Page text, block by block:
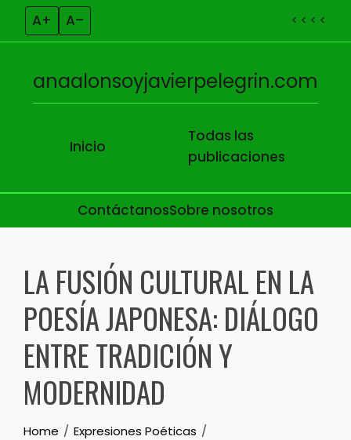
A+ A– < < < <
Inicio
anaalonsoyjavierpelegrin.com
Todas las
publicaciones
ContáctanosSobre nosotros
LA FUSIÓN CULTURAL EN LA
POESÍA JAPONESA: DIÁLOGO
ENTRE TRADICIÓN Y
MODERNIDAD
Home
Expresiones Poéticas